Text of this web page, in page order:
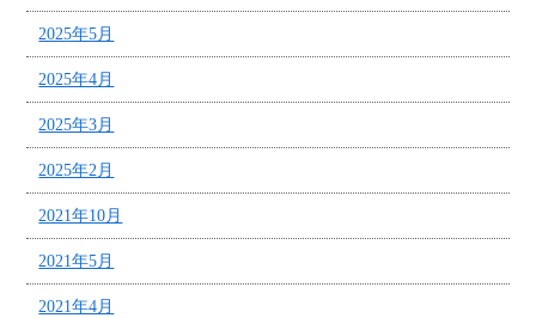
2025年5月
2025年4月
2025年3月
2025年2月
2021年10月
2021年5月
2021年4月